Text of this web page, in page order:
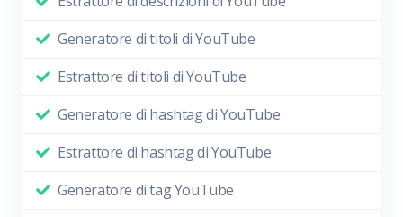
Generatore di titoli di YouTube
Estrattore di titoli di YouTube
Generatore di hashtag di YouTube
Estrattore di hashtag di YouTube
Generatore di tag YouTube